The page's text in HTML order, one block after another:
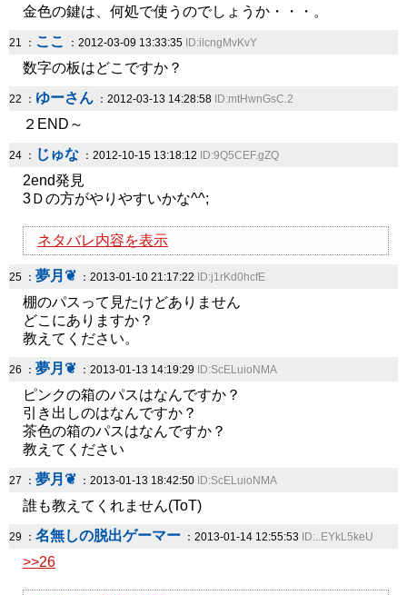
金色の鍵は、何処で使うのでしょうか・・・。
21 ： ここ ：2012-03-09 13:33:35 ID:ilcngMvKvY
数字の板はどこですか？
22 ： ゆーさん ：2012-03-13 14:28:58 ID:mtHwnGsC.2
２END～
24 ： じゅな ：2012-10-15 13:18:12 ID:9Q5CEF.gZQ
2end発見
3Ｄの方がやりやすいかな^^;
ネタバレ内容を表示
25 ： 夢月❦ ：2013-01-10 21:17:22 ID:j1rKd0hcfE
棚のパスって見たけどありません
どこにありますか？
教えてください。
26 ： 夢月❦ ：2013-01-13 14:19:29 ID:ScELuioNMA
ピンクの箱のパスはなんですか？
引き出しのはなんですか？
茶色の箱のパスはなんですか？
教えてください
27 ： 夢月❦ ：2013-01-13 18:42:50 ID:ScELuioNMA
誰も教えてくれません(ToT)
29 ： 名無しの脱出ゲーマー ：2013-01-14 12:55:53 ID:..EYkL5keU
>>26